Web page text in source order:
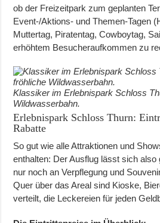
ob der Freizeitpark zum geplanten
Event-/Aktions- und Themen-Tagen
Muttertag, Piratentag, Cowboytag,
erhöhtem Besucheraufkommen zu
Klassiker im Erlebnispark Schloss
Wildwasserbahn.
Erlebnispark Schloss Thurn:
Rabatte
So gut wie alle Attraktionen und
enthalten: Der Ausflug lässt sich also
nur noch an Verpflegung und
Quer über das Areal sind Kioske,
verteilt, die Leckereien für jeden